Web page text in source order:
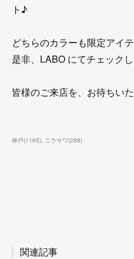
ト♪
どちらのカラーも限定アイ
是非、LABO にてチェック
皆様のご来店を、お待ちいた
神戸(1165) ニラサワ(288)
関連記事